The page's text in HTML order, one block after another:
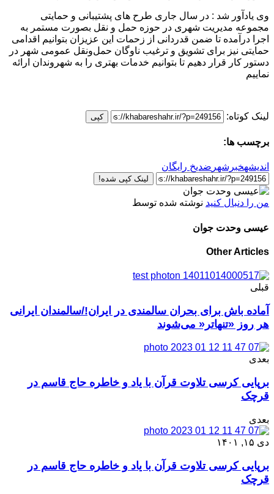
وی یادآور شد : در سال جاری طرح های پشتیبانی و حمایتی
مجموعه مدیریت شهری در حوزه حمل و نقل بصورت مستمر به
اجرا درآمده تا ضمن قدردانی از زحمات این عزیزان بتوانیم اقدامی
حمایتی نیز برای تشویق و ترغیب ناوگان حمل‌ونقل عمومی شهر در
دستور کار قرار دهیم تا بتوانیم خدمات بهتری را به شهروندان ارائه
نماییم
لینک کوتاه: کپی
برچسب ها:
اندیشهخبرشهر ضدیخ رایگان
لینک کپی شده!
من را دنبال کنید نوشته شده توسط
عیسی وحدت جوان
Other Articles
قبلی
آماده باش برای بحران سالمندی در ایران!/سالمندان ایرانی
هر روز «تنهاتر« می‌شوند
بعدی
برپایی کرسی تلاوت قرآن با یاد و خاطره حاج قاسم در
قرچک
بعدی
دی ۱۵, ۱۴۰۱
برپایی کرسی تلاوت قرآن با یاد و خاطره حاج قاسم در
قرچک